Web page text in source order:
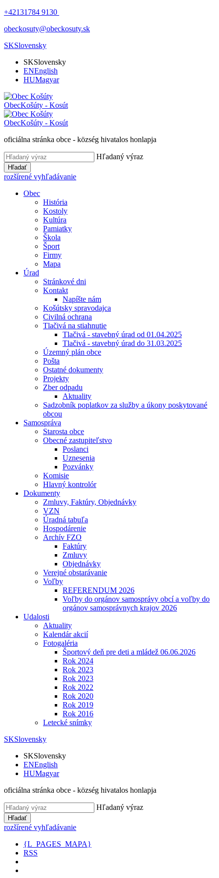
+42131784 9130
obeckosuty@obeckosuty.sk
SKSlovensky
SKSlovensky
ENEnglish
HUMagyar
ObecKošúty - Kosút
ObecKošúty - Kosút
oficiálna stránka obce - község hivatalos honlapja
Hľadaný výraz
Hľadať
rozšírené vyhľadávanie
Obec
História
Kostoly
Kultúra
Pamiatky
Škola
Šport
Firmy
Mapa
Úrad
Stránkové dni
Kontakt
Napíšte nám
Košútsky spravodajca
Civilná ochrana
Tlačivá na stiahnutie
Tlačivá - stavebný úrad od 01.04.2025
Tlačivá - stavebný úrad do 31.03.2025
Územný plán obce
Pošta
Ostatné dokumenty
Projekty
Zber odpadu
Aktuality
Sadzobník poplatkov za služby a úkony poskytované
obcou
Samospráva
Starosta obce
Obecné zastupiteľstvo
Poslanci
Uznesenia
Pozvánky
Komisie
Hlavný kontrolór
Dokumenty
Zmluvy, Faktúry, Objednávky
VZN
Úradná tabuľa
Hospodárenie
Archív FZO
Faktúry
Zmluvy
Objednávky
Verejné obstarávanie
Voľby
REFERENDUM 2026
Voľby do orgánov samosprávy obcí a voľby do
orgánov samosprávnych krajov 2026
Udalosti
Aktuality
Kalendár akcií
Fotogaléria
Športový deň pre deti a mládež 06.06.2026
Rok 2024
Rok 2023
Rok 2023
Rok 2022
Rok 2020
Rok 2019
Rok 2016
Letecké snímky
SKSlovensky
SKSlovensky
ENEnglish
HUMagyar
oficiálna stránka obce - község hivatalos honlapja
Hľadaný výraz
Hľadať
rozšírené vyhľadávanie
{L_PAGES_MAPA}
RSS